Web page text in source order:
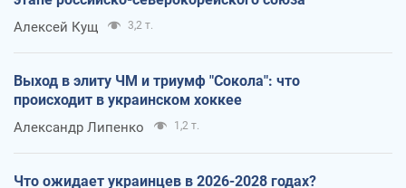
Алексей Кущ 3,2 т.
Выход в элиту ЧМ и триумф "Сокола": что
происходит в украинском хоккее
Александр Липенко 1,2 т.
Что ожидает украинцев в 2026-2028 годах?